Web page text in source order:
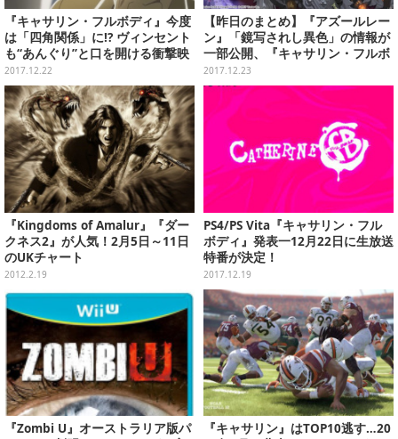
『キャサリン・フルボディ』今度
は「四角関係」に!? ヴィンセント
も“あんぐり”と口を開ける衝撃映
像を公開
2017.12.22
【昨日のまとめ】『アズールレー
ン』「鏡写されし異色」の情報が
一部公開、『キャサリン・フルボ
ディ』今度は四角関係に!?、年末
年始に遊びたい珠玉のPS4タイト
ル10選…など(12/22)
2017.12.23
『Kingdoms of Amalur』『ダー
クネス2』が人気！2月5日～11日
のUKチャート
2012.2.19
PS4/PS Vita『キャサリン・フル
ボディ』発表一12月22日に生放送
特番が決定！
2017.12.19
『Zombi U』オーストラリア版パ
『キャサリン』はTOP10逃す…20